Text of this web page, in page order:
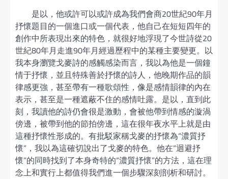
是以，他或許可以或許成為我們會商20世紀90年月
抒懷題目的一個進口或一個代表，他自己在短短四年的
創作中所表現出來的特色，就很好地浮現了今世詩從20
世紀80年月走進90年月經過歷程中的某種主要變更。以
我本身瀏覽戈麥詩的感觸感染而言，我以為他是一個鐘
情于抒懷，並且特殊善於抒懷的詩人，他晚期作品的韻
律感更強，甚至帶有一種歌頌性，像是感情韻律的內在
表示，甚至是一種遮蔽不住的感情吐露。是以，直到此
刻，我讀他的詩仍會很是激動，會被他帶到情感的漩渦
傍邊，被帶到他的節拍傍邊，這在很年夜水平上就是由
這種抒懷性形成的。有批駁家稱戈麥的抒懷為“濃質抒
懷”，我以為這確切說出了戈麥的特色。他在“迴避抒
懷”的同時找到了本身奇特的“濃質抒懷”的方法，這在理
念上和實行上都值得我們進一個步驟深刻剖析和研討。